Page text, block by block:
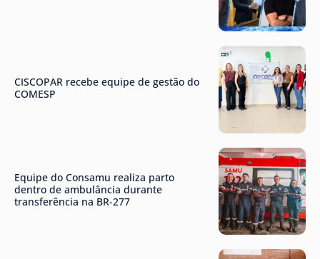
CISCOPAR recebe equipe de gestão do
COMESP
Equipe do Consamu realiza parto
dentro de ambulância durante
transferência na BR-277